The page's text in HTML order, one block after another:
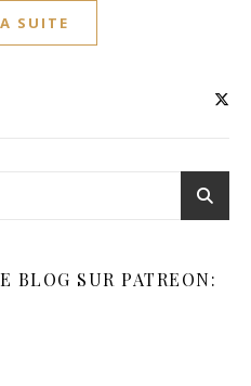
SUITE
BLOG SUR PATREON: